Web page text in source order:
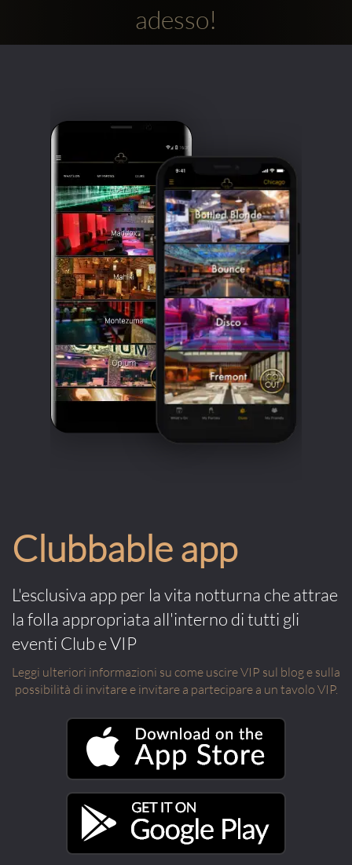
adesso!
Clubbable app
L'esclusiva app per la vita notturna che attrae
la folla appropriata all'interno di tutti gli
eventi Club e VIP
Leggi ulteriori informazioni su come uscire VIP sul blog e sulla
possibilità di invitare e invitare a partecipare a un tavolo VIP.